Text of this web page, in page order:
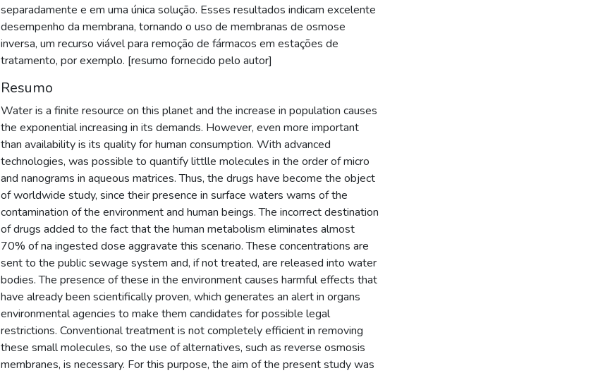
separadamente e em uma única solução. Esses resultados indicam excelente
desempenho da membrana, tornando o uso de membranas de osmose
inversa, um recurso viável para remoção de fármacos em estações de
tratamento, por exemplo. [resumo fornecido pelo autor]
Resumo
Water is a finite resource on this planet and the increase in population causes
the exponential increasing in its demands. However, even more important
than availability is its quality for human consumption. With advanced
technologies, was possible to quantify littlle molecules in the order of micro
and nanograms in aqueous matrices. Thus, the drugs have become the object
of worldwide study, since their presence in surface waters warns of the
contamination of the environment and human beings. The incorrect destination
of drugs added to the fact that the human metabolism eliminates almost
70% of na ingested dose aggravate this scenario. These concentrations are
sent to the public sewage system and, if not treated, are released into water
bodies. The presence of these in the environment causes harmful effects that
have already been scientifically proven, which generates an alert in organs
environmental agencies to make them candidates for possible legal
restrictions. Conventional treatment is not completely efficient in removing
these small molecules, so the use of alternatives, such as reverse osmosis
membranes, is necessary. For this purpose, the aim of the present study was